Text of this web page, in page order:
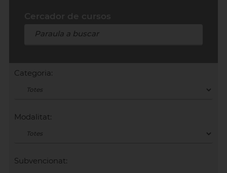
Categoria:
Modalitat:
Subvencionat: